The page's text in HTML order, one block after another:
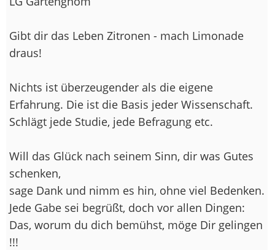
Gibt dir das Leben Zitronen - mach Limonade
draus!
Nichts ist überzeugender als die eigene
Erfahrung. Die ist die Basis jeder Wissenschaft.
Schlägt jede Studie, jede Befragung etc.
Will das Glück nach seinem Sinn, dir was Gutes
schenken,
sage Dank und nimm es hin, ohne viel Bedenken.
Jede Gabe sei begrüßt, doch vor allen Dingen:
Das, worum du dich bemühst, möge Dir gelingen
!!!